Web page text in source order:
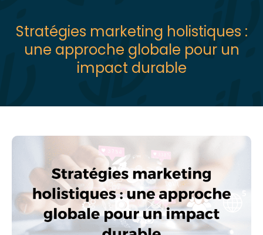
Stratégies marketing holistiques :
une approche globale pour un
impact durable